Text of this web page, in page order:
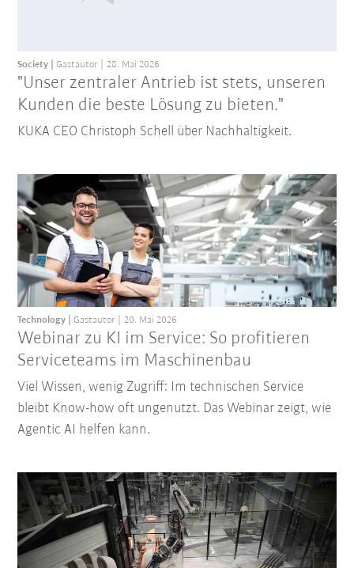
"Unser zentraler Antrieb ist stets, unseren
Kunden die beste Lösung zu bieten."
Society Gastautor 28. Mai 2026
KUKA CEO Christoph Schell über Nachhaltigkeit.
Webinar zu KI im Service: So profitieren
Serviceteams im Maschinenbau
Technology Gastautor 20. Mai 2026
Viel Wissen, wenig Zugriff: Im technischen Service
bleibt Know-how oft ungenutzt. Das Webinar zeigt, wie
Agentic AI helfen kann.